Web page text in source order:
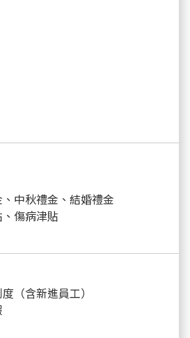
中秋禮金、結婚禮金
傷病津貼
（含新進員工）